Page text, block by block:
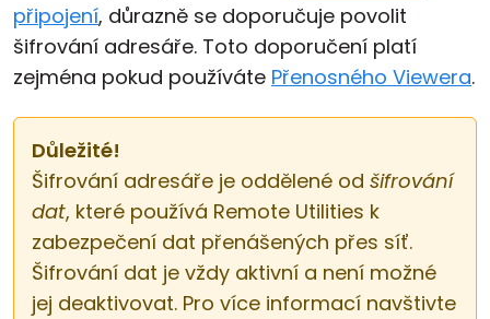
připojení, důrazně se doporučuje povolit
šifrování adresáře. Toto doporučení platí
zejména pokud používáte Přenosného Viewera.
Důležité!
Šifrování adresáře je oddělené od šifrování
dat, které používá Remote Utilities k
zabezpečení dat přenášených přes síť.
Šifrování dat je vždy aktivní a není možné
jej deaktivovat. Pro více informací navštivte